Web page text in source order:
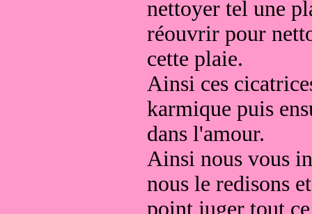
nettoyer tel une
réouvrir pour
cette plaie.
Ainsi ces
karmique puis
dans l'amour.
Ainsi nous vous
nous le redisons
point juger tout